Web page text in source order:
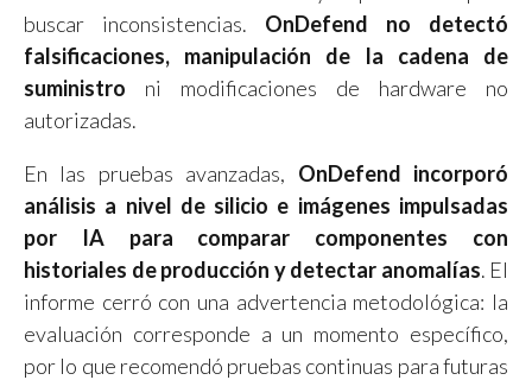
buscar inconsistencias. OnDefend no detectó
falsificaciones, manipulación de la cadena de
suministro ni modificaciones de hardware no
autorizadas.
En las pruebas avanzadas, OnDefend incorporó
análisis a nivel de silicio e imágenes impulsadas
por IA para comparar componentes con
historiales de producción y detectar anomalías. El
informe cerró con una advertencia metodológica: la
evaluación corresponde a un momento específico,
por lo que recomendó pruebas continuas para futuras